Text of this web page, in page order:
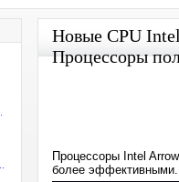
Новые CPU
Процессоры
Процессоры Intel
более